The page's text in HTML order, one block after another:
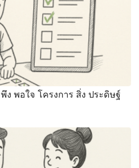
ง พอใจ โครงการ สิ่ง ประดิษฐ์